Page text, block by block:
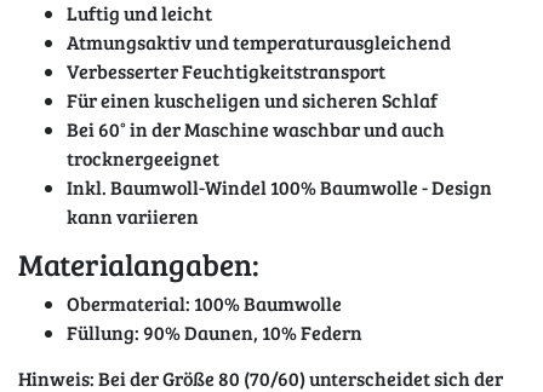
Luftig und leicht
Atmungsaktiv und temperaturausgleichend
Verbesserter Feuchtigkeitstransport
Für einen kuscheligen und sicheren Schlaf
Bei 60° in der Maschine waschbar und auch
trocknergeeignet
Inkl. Baumwoll-Windel 100% Baumwolle - Design
kann variieren
Materialangaben:
Obermaterial: 100% Baumwolle
Füllung: 90% Daunen, 10% Federn
Hinweis: Bei der Größe 80 (70/60) unterscheidet sich der